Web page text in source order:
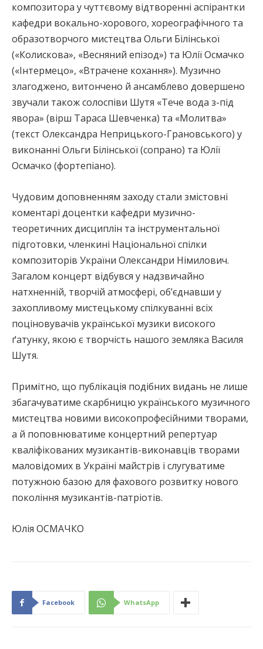
композитора у чуттєвому відтворенні аспірантки
кафедри вокально-хорового, хореографічного та
образотворчого мистецтва Ольги Білінської
(«Колискова», «Весняний епізод») та Юлії Осмачко
(«Інтермецо», «Втрачене кохання»). Музично
злагоджено, витончено й ансамблево довершено
звучали також солоспіви Шутя «Тече вода з-під
явора» (вірш Тараса Шевченка) та «Молитва»
(текст Олександра Неприцького-Грановського) у
виконанні Ольги Білінської (сопрано) та Юлії
Осмачко (фортепіано).
Чудовим доповненням заходу стали змістовні
коментарі доцентки кафедри музично-
теоретичних дисциплін та інструментальної
підготовки, членкині Національної спілки
композиторів України Олександри Німилович.
Загалом концерт відбувся у надзвичайно
натхненній, творчій атмосфері, об’єднавши у
захопливому мистецькому спілкуванні всіх
поціновувачів української музики високого
ґатунку, якою є творчість нашого земляка Василя
Шутя.
Примітно, що публікація подібних видань не лише
збагачуватиме скарбницю українського музичного
мистецтва новими високопрофесійними творами,
а й поповнюватиме концертний репертуар
кваліфікованих музикантів-виконавців творами
маловідомих в Україні майстрів і слугуватиме
потужною базою для фахового розвитку нового
покоління музикантів-патріотів.
Юлія ОСМАЧКО
Facebook WhatsApp